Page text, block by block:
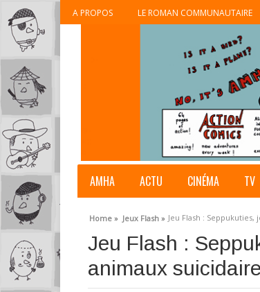
A PROPOS LE ROMAN COMMUNAUTAIRE
AMHA ACTU CINÉMA TV
Home » Jeux Flash » Jeu Flash :
Jeu Flash :
animaux